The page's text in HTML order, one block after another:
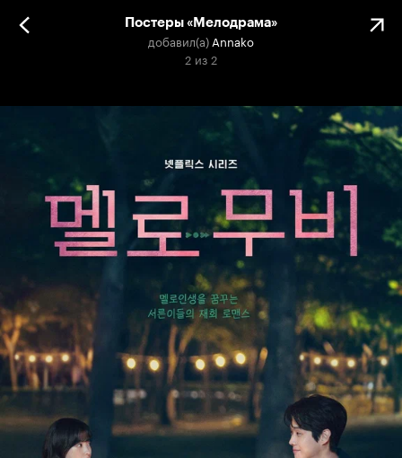
Постеры «Мелодрама»
добавил(а) Annako
2 из 2